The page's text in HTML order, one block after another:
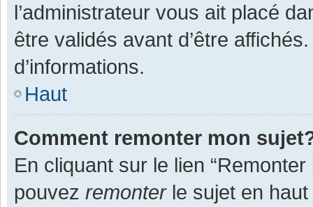
l’administrateur vous ait placé
être validés avant d’être
d’informations.
Haut
Comment remonter mon
En cliquant sur le lien
pouvez remonterle sujet en haut